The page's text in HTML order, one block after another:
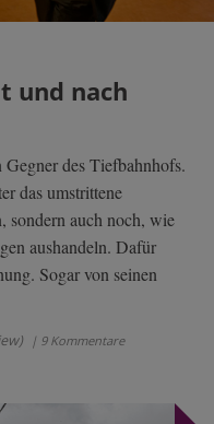
und nach
des Tiefbahnhofs.
das umstrittene
sondern auch noch, wie
aushandeln. Dafür
Sogar von seinen
| 9 Kommentare